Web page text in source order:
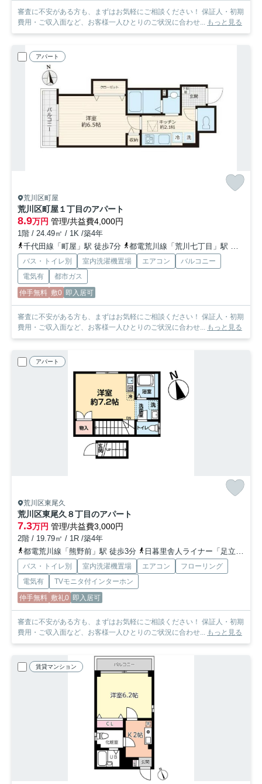
審査に不安がある方も、まずはお気軽にご相談ください！ 保証人・初期
費用・ご収入面など、お客様一人ひとりのご状況に合わせ... もっと見る
アパート
荒川区町屋
荒川区町屋１丁目のアパート
8.9万円 管理/共益費4,000円
1階 / 24.49㎡ / 1K /築4年
千代田線「町屋」駅 徒歩7分
都電荒川線「荒川七丁目」駅 徒歩6分
バス・トイレ別 室内洗濯機置場 エアコン
バルコニー
電気有
都市ガス
仲手無料 敷0 即入居可
審査に不安がある方も、まずはお気軽にご相談ください！ 保証人・初期
費用・ご収入面など、お客様一人ひとりのご状況に合わせ... もっと見る
アパート
荒川区東尾久
荒川区東尾久８丁目のアパート
7.3万円 管理/共益費3,000円
2階 / 19.79㎡ / 1R /築4年
都電荒川線「熊野前」駅 徒歩3分
日暮里舎人ライナー「足立小台」駅 徒歩7分
バス・トイレ別 室内洗濯機置場 エアコン
フローリング
電気有
TVモニタ付インターホン
仲手無料 敷礼0 即入居可
審査に不安がある方も、まずはお気軽にご相談ください！ 保証人・初期
費用・ご収入面など、お客様一人ひとりのご状況に合わせ... もっと見る
賃貸マンション